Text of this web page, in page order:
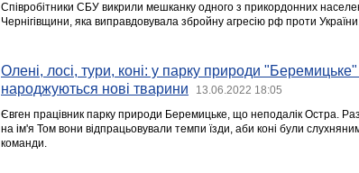
Співробітники СБУ викрили мешканку одного з прикордонних
Чернігівщини, яка виправдовувала збройну агресію рф проти
Олені, лосі, тури, коні: у парку природи
народжуються нові тварини
13.06.2022 18:05
Євген працівник парку природи Беремицьке, що неподалік Остра.
на ім'я Том вони відпрацьовували темпи їзди, аби коні були
команди.